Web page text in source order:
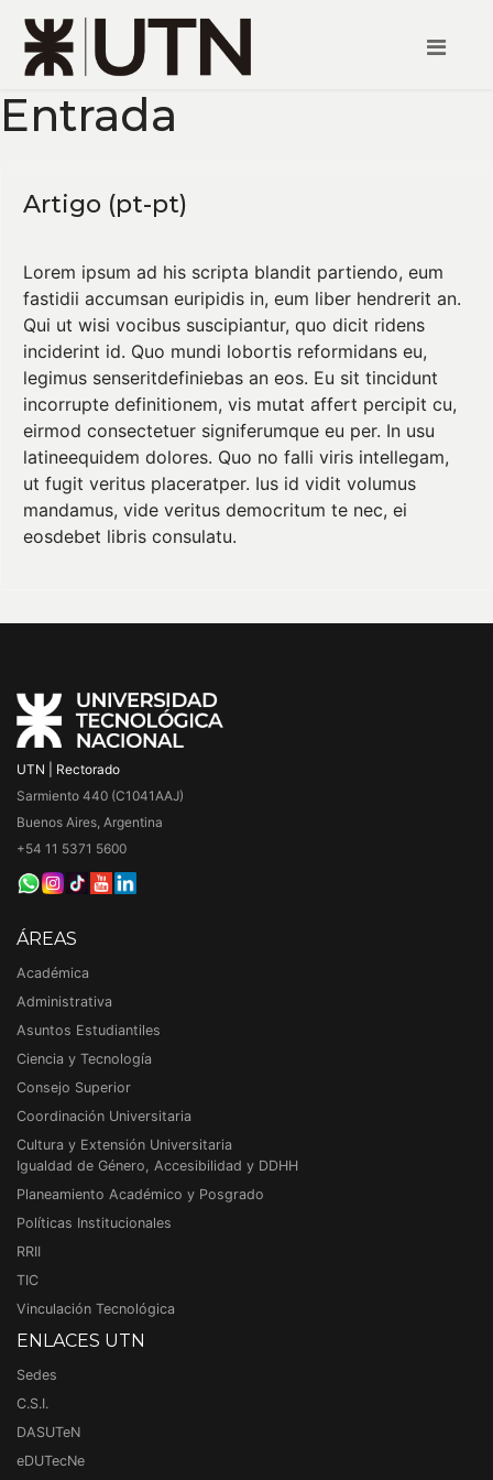
Entrada
Artigo (pt-pt)
Lorem ipsum ad his scripta blandit partiendo, eum
fastidii accumsan euripidis in, eum liber hendrerit an.
Qui ut wisi vocibus suscipiantur, quo dicit ridens
inciderint id. Quo mundi lobortis reformidans eu,
legimus senseritdefiniebas an eos. Eu sit tincidunt
incorrupte definitionem, vis mutat affert percipit cu,
eirmod consectetuer signiferumque eu per. In usu
latineequidem dolores. Quo no falli viris intellegam,
ut fugit veritus placeratper. Ius id vidit volumus
mandamus, vide veritus democritum te nec, ei
eosdebet libris consulatu.
UTN | Rectorado
Sarmiento 440 (C1041AAJ)
Buenos Aires, Argentina
+54 11 5371 5600
ÁREAS
Académica
Administrativa
Asuntos Estudiantiles
Ciencia y Tecnología
Consejo Superior
Coordinación Universitaria
Cultura y Extensión Universitaria
Igualdad de Género, Accesibilidad y DDHH
Planeamiento Académico y Posgrado
Políticas Institucionales
RRII
TIC
Vinculación Tecnológica
ENLACES UTN
Sedes
C.S.I.
DASUTeN
eDUTecNe